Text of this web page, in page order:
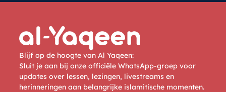
Blijf op de hoogte van Al Yaqeen:
Sluit je aan bij onze officiële WhatsApp-groep voor
updates over lessen, lezingen, livestreams en
herinneringen aan belangrijke islamitische momenten.